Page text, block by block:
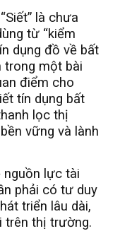
là chưa
từ “kiểm
dụng đồ về bất
trong một bài
điểm cho
tín dụng bất
lọc thị
vững và lành
nguồn lực tài
phải có tư duy
triển lâu dài,
trên thị trường.